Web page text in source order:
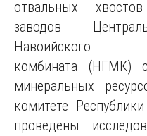
отвальных хвостов
заводов
Навоийского
комбината (НГМК)
минеральных
комитете
проведены